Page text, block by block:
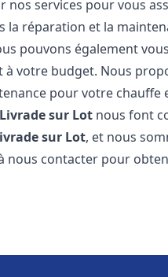
nos services pour vous
la réparation et la
pouvons également
à votre budget. Nous
pour votre chauffe
sur Lot nous font
sur Lot, et nous
nous contacter pour